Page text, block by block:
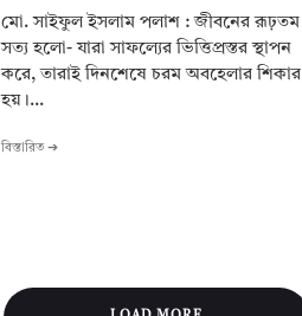
মো. সাইফুল ইসলাম পলাশ : জীবনের রূঢ়তম
সত্য হলো- যারা সাফল্যের ভিত্তিপ্রস্তর স্থাপন
করে, তারাই দিনশেষে চরম অবহেলার শিকার
হয়।...
বিস্তারিত ➔